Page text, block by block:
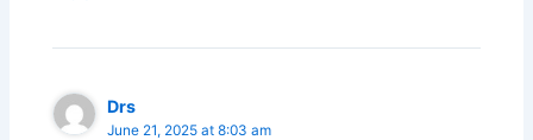
Drs
June 21, 2025 at 8:03 am